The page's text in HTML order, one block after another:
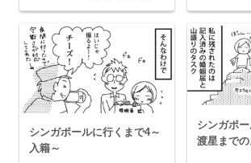
シンガポールに行くまで4～
入籍～
シンガポ
渡星まで